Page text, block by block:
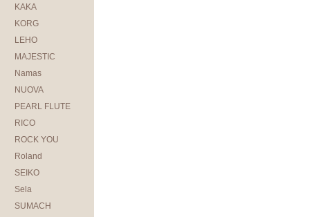
KAKA
KORG
LEHO
MAJESTIC
Namas
NUOVA
PEARL FLUTE
RICO
ROCK YOU
Roland
SEIKO
Sela
SUMACH